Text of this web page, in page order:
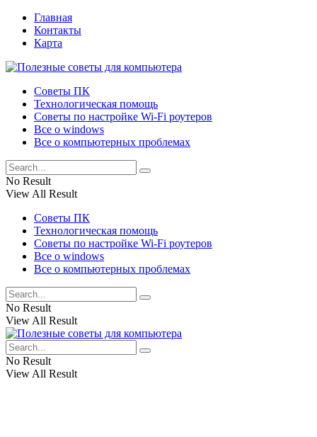
Главная
Контакты
Карта
Советы ПК
Технологическая помощь
Советы по настройке Wi-Fi роутеров
Все о windows
Все о компьютерных проблемах
No Result
View All Result
Советы ПК
Технологическая помощь
Советы по настройке Wi-Fi роутеров
Все о windows
Все о компьютерных проблемах
No Result
View All Result
No Result
View All Result